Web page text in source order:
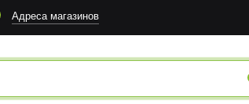
Адреса магазинов